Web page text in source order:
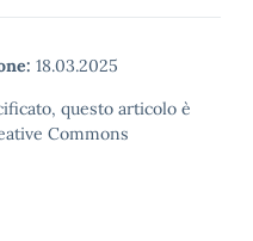
18.03.2025
questo articolo è
Commons